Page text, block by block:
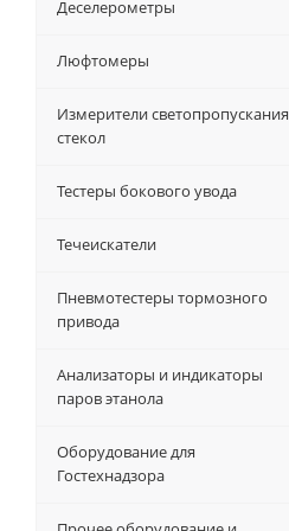
Деселерометры
Люфтомеры
Измерители светопропускания
стекол
Тестеры бокового увода
Течеискатели
Пневмотестеры тормозного
привода
Анализаторы и индикаторы
паров этанола
Оборудование для
Гостехнадзора